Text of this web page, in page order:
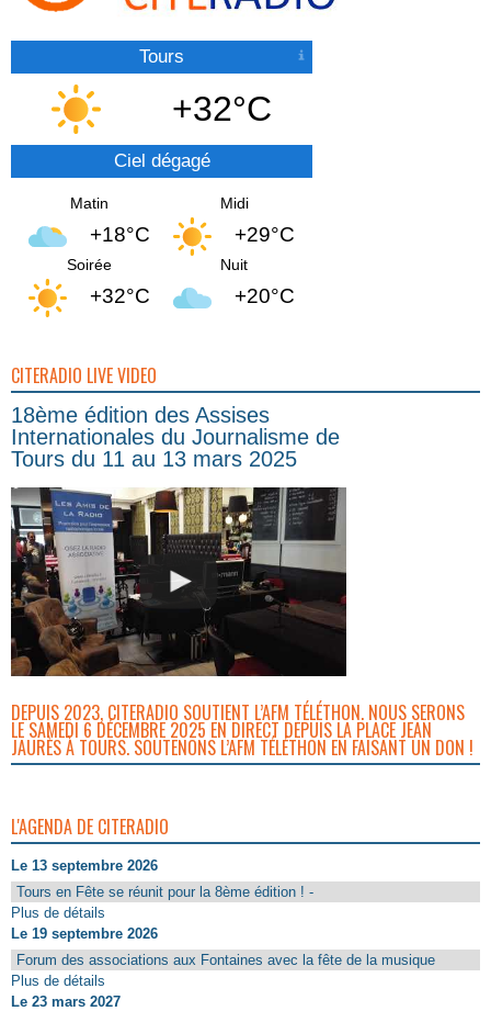
Tours
+32°C
Ciel dégagé
Matin
+18°C
Midi
+29°C
Soirée
+32°C
Nuit
+20°C
CITERADIO LIVE VIDEO
18ème édition des Assises
Internationales du Journalisme de
Tours du 11 au 13 mars 2025
DEPUIS 2023, CITERADIO SOUTIENT L’AFM TÉLÉTHON. NOUS SERONS
LE SAMEDI 6 DÉCEMBRE 2025 EN DIRECT DEPUIS LA PLACE JEAN
JAURÈS À TOURS. SOUTENONS L’AFM TÉLÉTHON EN FAISANT UN DON !
L'AGENDA DE CITERADIO
Le 13 septembre 2026
Tours en Fête se réunit pour la 8ème édition ! -
Plus de détails
Le 19 septembre 2026
Forum des associations aux Fontaines avec la fête de la musique
Plus de détails
Le 23 mars 2027